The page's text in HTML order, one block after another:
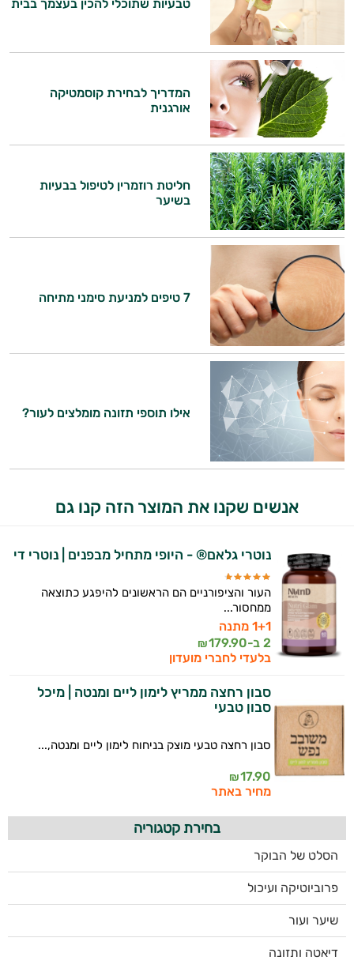
טבעיות שתוכלי להכין בעצמך בבית
המדריך לבחירת קוסמטיקה
אורגנית
חליטת רוזמרין לטיפול בבעיות
בשיער
7 טיפים למניעת סימני מתיחה
אילו תוספי תזונה מומלצים לעור?
אנשים שקנו את המוצר הזה קנו גם
נוטרי גלאם® - היופי מתחיל מבפנים | נוטרי די
העור והציפורניים הם הראשונים להיפגע כתוצאה
ממחסור...
1+1 מתנה
2 ב-
179.90
₪
בלעדי לחברי מועדון
סבון רחצה ממריץ לימון ליים ומנטה | מיכל
סבון טבעי
סבון רחצה טבעי מוצק בניחוח לימון ליים ומנטה,...
17.90
₪
מחיר באתר
בחירת קטגוריה
הסלט של הבוקר
פרוביוטיקה ועיכול
שיער ועור
דיאטה ותזונה
היי,
אני יועץ הבריאות האישי AI של טבע בריא.
התשובות שלי מבוססות על מאגרי מידע קליניים
וספרות מקצועית בתחומי הרפואה הטבעית
ותזונת הספורט.
אני כאן כדי לעזור לך להתאים את תוספי
התזונה ומוצרי הבריאות המדויקים למטרות
ולמצב הגופני שלך, ולהסביר לך אילו רכיבים
עובדים יחד כדי למקסם תוצאות גם בחיי היום
יום וגם בתחום הכושר והספורט.
המטרה שלי היא להתאים עבורך המלצות
אישיות מבוססות מדעית.
זה הזמן להתחיל. איך אוכל לעזור?